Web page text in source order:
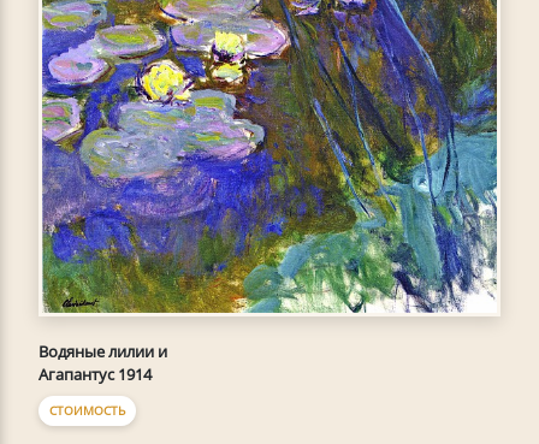
Водяные лилии и
Агапантус 1914
СТОИМОСТЬ